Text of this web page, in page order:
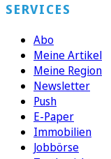
SERVICES
Abo
Meine Artikel
Meine Region
Newsletter
Push
E-Paper
Immobilien
Jobbörse